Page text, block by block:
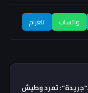
واتساب تلغرام
تمرد وطيش